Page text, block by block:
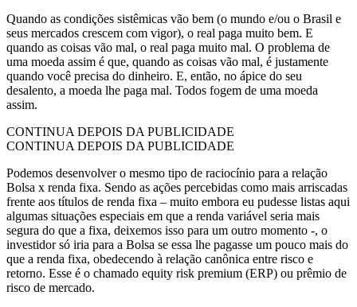
Quando as condições sistêmicas vão bem (o mundo e/ou o Brasil e
seus mercados crescem com vigor), o real paga muito bem. E
quando as coisas vão mal, o real paga muito mal. O problema de
uma moeda assim é que, quando as coisas vão mal, é justamente
quando você precisa do dinheiro. E, então, no ápice do seu
desalento, a moeda lhe paga mal. Todos fogem de uma moeda
assim.
CONTINUA DEPOIS DA PUBLICIDADE
CONTINUA DEPOIS DA PUBLICIDADE
Podemos desenvolver o mesmo tipo de raciocínio para a relação
Bolsa x renda fixa. Sendo as ações percebidas como mais arriscadas
frente aos títulos de renda fixa – muito embora eu pudesse listas aqui
algumas situações especiais em que a renda variável seria mais
segura do que a fixa, deixemos isso para um outro momento -, o
investidor só iria para a Bolsa se essa lhe pagasse um pouco mais do
que a renda fixa, obedecendo à relação canônica entre risco e
retorno. Esse é o chamado equity risk premium (ERP) ou prêmio de
risco de mercado.